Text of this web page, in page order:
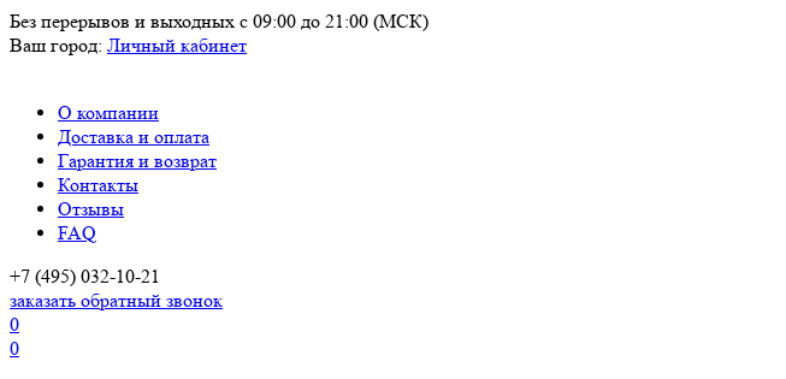
Без перерывов и выходных с 09:00 до 21:00 (МСК)
Ваш город: Личный кабинет
О компании
Доставка и оплата
Гарантия и возврат
Контакты
Отзывы
FAQ
+7 (495) 032-10-21
заказать обратный звонок
0
0